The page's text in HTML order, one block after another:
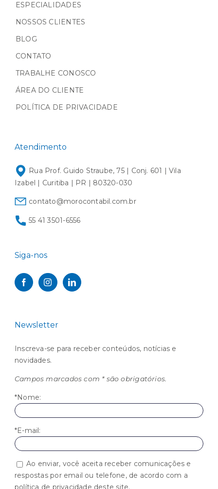
ESPECIALIDADES
NOSSOS CLIENTES
BLOG
CONTATO
TRABALHE CONOSCO
ÁREA DO CLIENTE
POLÍTICA DE PRIVACIDADE
Atendimento
Rua Prof. Guido Straube, 75 | Conj. 601 | Vila
Izabel | Curitiba | PR | 80320-030
contato@morocontabil.com.br
55 41 3501-6556
Siga-nos
Newsletter
Inscreva-se para receber conteúdos, notícias e
novidades.
Campos marcados com * são obrigatórios.
*Nome:
*E-mail:
Ao enviar, você aceita receber comunicações e
respostas por email ou telefone, de acordo com a
política de privacidade deste site.